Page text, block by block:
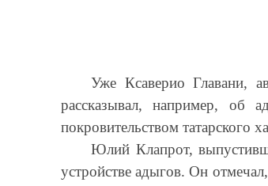
Уже Ксаверио Главани,
рассказывал, например, об
покровительством татарского
Юлий Клапрот,
устройстве адыгов. Он